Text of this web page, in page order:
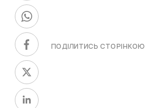
ПОДІЛИТИСЬ СТОРІНКОЮ